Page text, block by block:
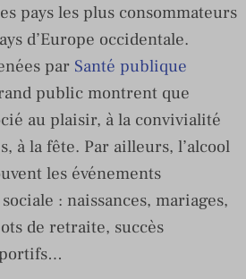
pays les plus consommateurs
d’Europe occidentale.
par Santé publique
public montrent que
au plaisir, à la convivialité
à la fête. Par ailleurs, l’alcool
les événements
: naissances, mariages,
de retraite, succès